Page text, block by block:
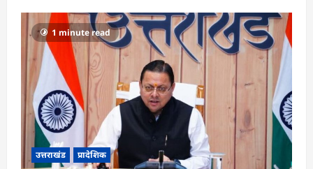
1 minute read
उत्तराखंड प्रादेशिक